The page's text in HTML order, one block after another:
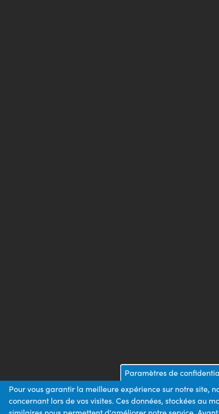
Paramètres de
Pour vous garantir la meilleure expérience sur notre site,
concernant lors de vos visites. Ces données, stockées au